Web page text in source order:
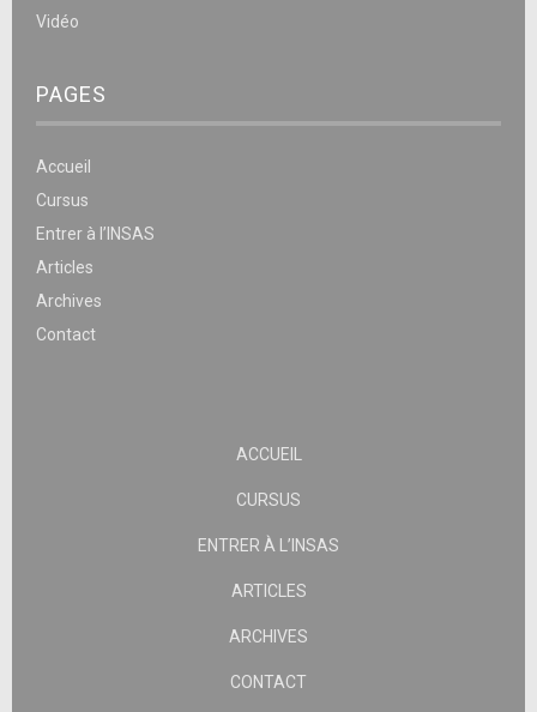
Vidéo
PAGES
Accueil
Cursus
Entrer à l’INSAS
Articles
Archives
Contact
ACCUEIL
CURSUS
ENTRER À L’INSAS
ARTICLES
ARCHIVES
CONTACT